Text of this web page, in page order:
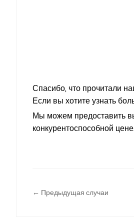
Спасибо, что прочитали
Если вы хотите узнать
Мы можем предоставить
конкурентоспособной
← Предыдущая случаи